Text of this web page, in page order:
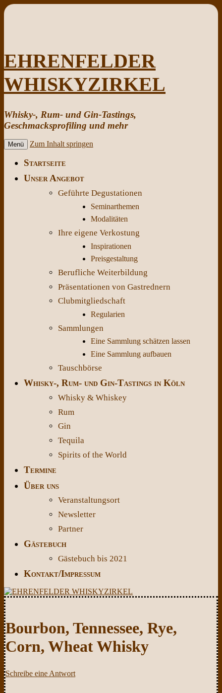
EHRENFELDER
WHISKYZIRKEL
Whisky-, Rum- und Gin-Tastings,
Geschmacksprofiling und mehr
Menü Zum Inhalt springen
Startseite
Unser Angebot
Geführte Degustationen
Seminarthemen
Modalitäten
Ihre eigene Verkostung
Inspirationen
Preisgestaltung
Berufliche Weiterbildung
Präsentationen von Gastrednern
Clubmitgliedschaft
Regularien
Sammlungen
Eine Sammlung schätzen lassen
Eine Sammlung aufbauen
Tauschbörse
Whisky-, Rum- und Gin-Tastings in Köln
Whisky & Whiskey
Rum
Gin
Tequila
Spirits of the World
Termine
Über uns
Veranstaltungsort
Newsletter
Partner
Gästebuch
Gästebuch bis 2021
Kontakt/Impressum
Bourbon, Tennessee, Rye,
Corn, Wheat Whisky
Schreibe eine Antwort